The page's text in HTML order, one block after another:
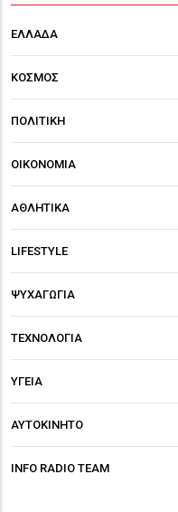
ΕΛΛΑΔΑ
ΚΟΣΜΟΣ
ΠΟΛΙΤΙΚΗ
ΟΙΚΟΝΟΜΙΑ
ΑΘΛΗΤΙΚΑ
LIFESTYLE
ΨΥΧΑΓΩΓΙΑ
ΤΕΧΝΟΛΟΓΙΑ
ΥΓΕΙΑ
ΑΥΤΟΚΙΝΗΤΟ
INFO RADIO TEAM